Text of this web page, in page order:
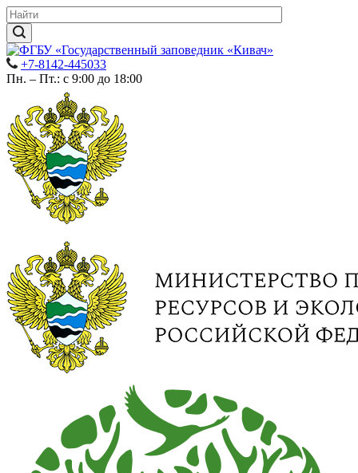
+7-8142-445033
Пн. – Пт.: с 9:00 до 18:00